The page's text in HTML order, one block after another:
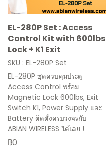
EL-280P Set : Access
Control Kit with 600lbs
Lock + K1 Exit
SKU : EL-280P Set
EL-280P ชุดควบคุมประตู
Access Control พร้อม
Magnetic Lock 600lbs, Exit
Switch K1, Power Supply และ
Battery ติดตั้งครบวงจรกับ
ABIAN WIRELESS ได้เลย !
฿0